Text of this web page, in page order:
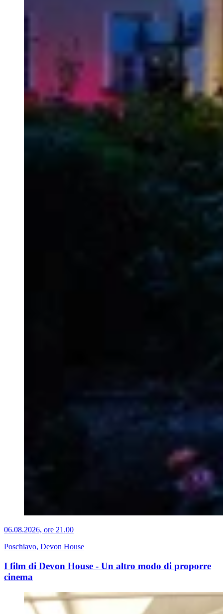
06.08.2026, ore 21.00
Poschiavo, Devon House
I film di Devon House - Un altro modo di proporre
cinema